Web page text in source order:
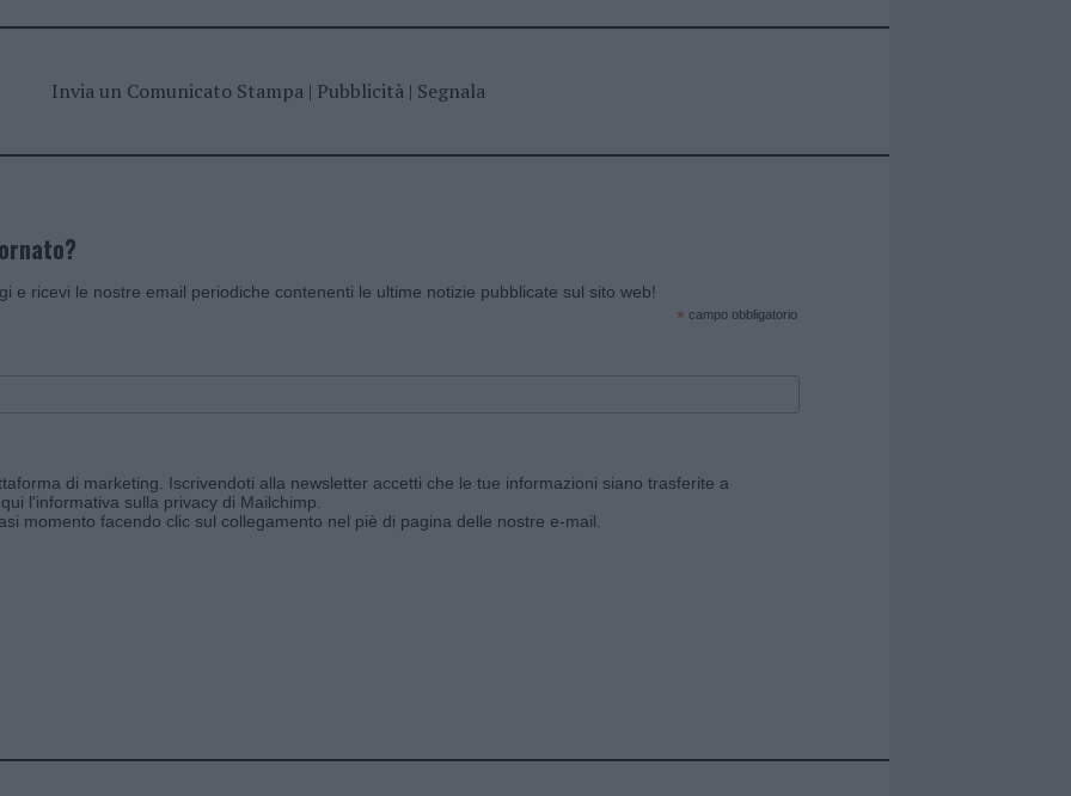
Invia un Comunicato Stampa| Pubblicità| Segnala
e ricevi le nostre email periodiche contenenti le ultime notizie pubblicate sul sito web!
* campo obbligatorio
di marketing. Iscrivendoti alla newsletter accetti che le tue informazioni siano trasferite a
l'informativa sulla privacy di Mailchimp
momento facendo clic sul collegamento nel piè di pagina delle nostre e-mail.